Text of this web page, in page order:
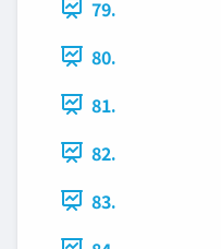
79.
80.
81.
82.
83.